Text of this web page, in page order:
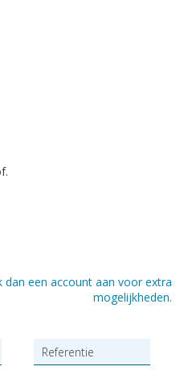
dan een account aan voor extra
mogelijkheden.